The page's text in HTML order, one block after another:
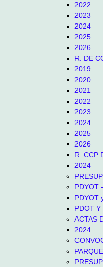
2022
2023
2024
2025
2026
R. DE
2019
2020
2021
2022
2023
2024
2025
2026
R. CCP
2024
PDYOT
PDYOT
PDOT
ACTAS
2024